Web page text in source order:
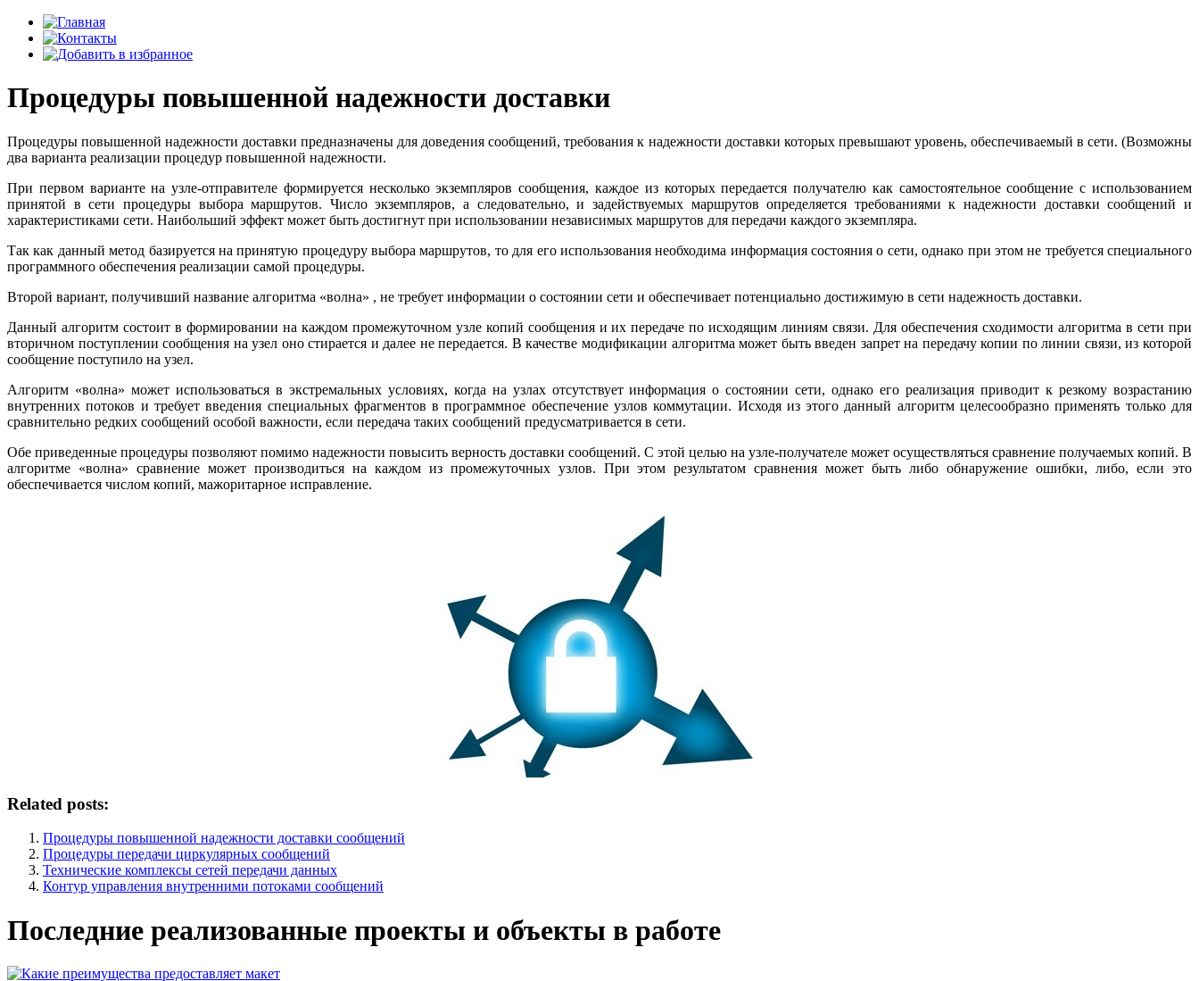
Процедуры повышенной надежности доставки
Процедуры повышенной надежности доставки предназначены для доведения сообщений, требования к надежности доставки ко­торых превышают уровень, обеспечиваемый в сети. (Возможны
два варианта реализации процедур повышенной надежности.
При первом варианте на узле-отправителе формируется не­сколько экземпляров сообщения, каждое из которых передается получателю как самостоятельное сообщение с использованием
принятой в сети процедуры выбора маршрутов. Число экземпля­ров, а следовательно, и задействуемых маршрутов определяется требованиями к надежности доставки сообщений и
характеристи­ками сети. Наибольший эффект может быть достигнут при исполь­зовании независимых маршрутов для передачи каждого экземпля­ра.
Так как данный метод базируется на принятую процедуру вы­бора маршрутов, то для его использования необходима информа­ция состояния о сети, однако при этом не требуется специального
программного обеспечения реализации самой процедуры.
Второй вариант, получивший название алгоритма «волна» , не требует информации о состоянии сети и обеспечивает по­тенциально достижимую в сети надежность доставки.
Данный алгоритм состоит в формировании на каждом проме­жуточном узле копий сообщения и их передаче по исходящим ли­ниям связи. Для обеспечения сходимости алгоритма в сети при
вторичном поступлении сообщения на узел оно стирается и далее не передается. В качестве модификации алгоритма может быть введен запрет на передачу копии по линии связи, из которой
со­общение поступило на узел.
Алгоритм «волна» может использоваться в экстремальных ус­ловиях, когда на узлах отсутствует информация о состоянии сети, однако его реализация приводит к резкому возрастанию
внутрен­них потоков и требует введения специальных фрагментов в про­граммное обеспечение узлов коммутации. Исходя из этого данный алгоритм целесообразно применять только для
сравнительно ред­ких сообщений особой важности, если передача таких сообщений предусматривается в сети.
Обе приведенные процедуры позволяют помимо надежности повысить верность доставки сообщений. С этой целью на узле-по­лучателе может осуществляться сравнение получаемых копий. В
алгоритме «волна» сравнение может производиться на каждом из промежуточных узлов. При этом результатом сравнения может быть либо обнаружение ошибки, либо, если это
обеспечивается числом копий, мажоритарное исправление.
Related posts:
Процедуры повышенной надежности доставки сообщений
Процедуры передачи циркулярных сообщений
Технические комплексы сетей передачи данных
Контур управления внутренними потоками сообщений
Последние реализованные проекты и объекты в работе